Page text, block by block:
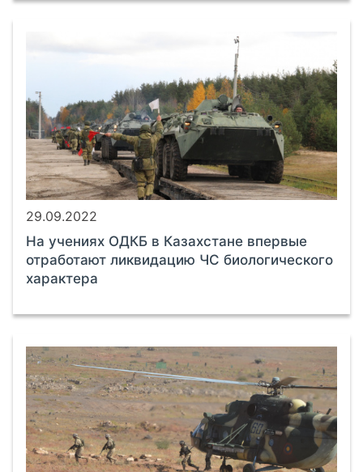
29.09.2022
На учениях ОДКБ в Казахстане впервые
отработают ликвидацию ЧС биологического
характера